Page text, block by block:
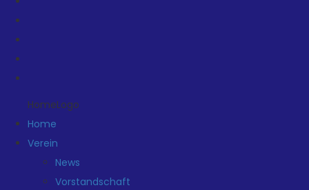
HomeLogo
Home
Verein
News
Vorstandschaft